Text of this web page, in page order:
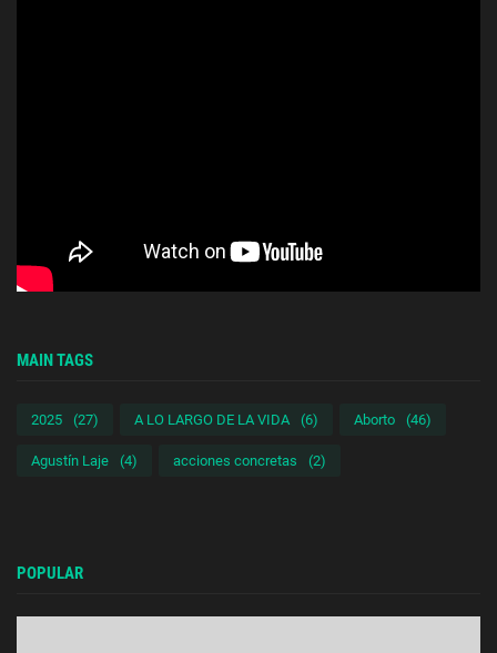
MAIN TAGS
2025 (27) A LO LARGO DE LA VIDA (6) Aborto (46)
Agustín Laje (4) acciones concretas (2)
POPULAR